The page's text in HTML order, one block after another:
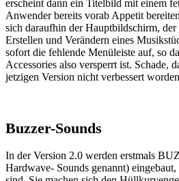
erscheint dann ein Titelbild mit einem
Anwender bereits vorab Appetit
sich daraufhin der Hauptbildschirm,
Erstellen und Verändern eines
sofort die fehlende Menüleiste auf, so
Accessories also versperrt ist. Schade,
jetzigen Version nicht verbessert
Buzzer-Sounds
In der Version 2.0 werden erstmals
Hardwave- Sounds genannt)